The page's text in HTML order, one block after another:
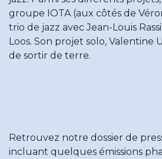
groupe IOTA (aux côtés de
trio de jazz avec Jean-Louis
Loos. Son projet solo, Valentine
de sortir de terre.
Retrouvez notre dossier de
incluant quelques émissions